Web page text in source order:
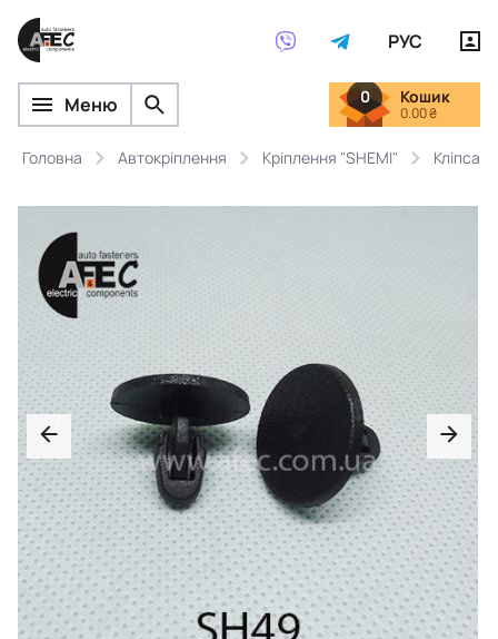
РУС
Меню 0 Кошик
0.00 ₴
Головна Автокріплення Кріплення "SHEMI" Кліпса